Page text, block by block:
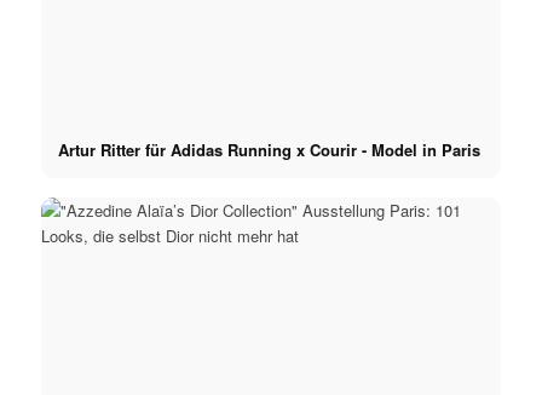
Artur Ritter für Adidas Running x Courir - Model in Paris